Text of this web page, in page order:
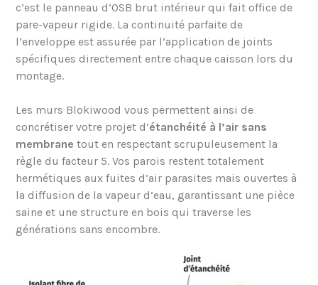
c’est le panneau d’OSB brut intérieur qui fait office de
pare-vapeur rigide. La continuité parfaite de
l’enveloppe est assurée par l’application de joints
spécifiques directement entre chaque caisson lors du
montage.
Les murs Blokiwood vous permettent ainsi de
concrétiser votre projet d’étanchéité à l’air sans
membrane tout en respectant scrupuleusement la
règle du facteur 5. Vos parois restent totalement
hermétiques aux fuites d’air parasites mais ouvertes à
la diffusion de la vapeur d’eau, garantissant une pièce
saine et une structure en bois qui traverse les
générations sans encombre.